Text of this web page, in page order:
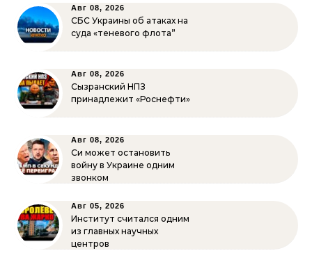
Авг 08, 2026
СБС Украины об атаках на
суда «теневого флота”
Авг 08, 2026
Сызранский НПЗ
принадлежит «Роснефти»
Авг 08, 2026
Си может остановить
войну в Украине одним
звонком
Авг 05, 2026
Институт считался одним
из главных научных
центров